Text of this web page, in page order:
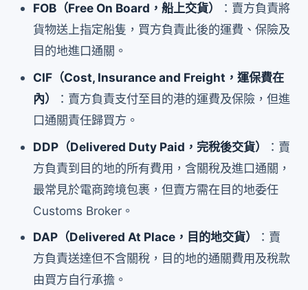
FOB（Free On Board，船上交貨）
：賣方負責將
貨物送上指定船隻，買方負責此後的運費、保險及
目的地進口通關。
CIF（Cost, Insurance and Freight，運保費在
內）
：賣方負責支付至目的港的運費及保險，但進
口通關責任歸買方。
DDP（Delivered Duty Paid，完稅後交貨）
：賣
方負責到目的地的所有費用，含關稅及進口通關，
最常見於電商跨境包裹，但賣方需在目的地委任
Customs Broker。
DAP（Delivered At Place，目的地交貨）
：賣
方負責送達但不含關稅，目的地的通關費用及稅款
由買方自行承擔。